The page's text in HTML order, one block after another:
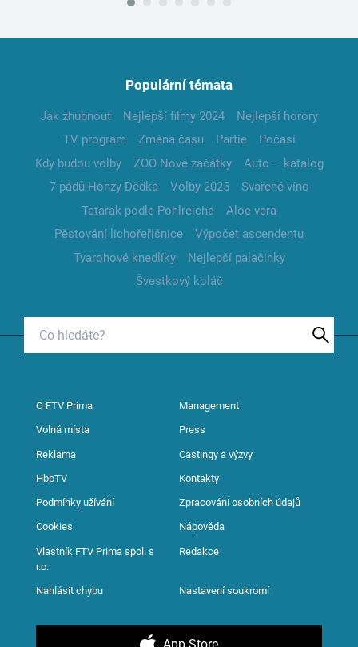
Populární témata
Jak zhubnout Nejlepší filmy 2024
Nejlepší horory
TV program
Změna času Partie
Počasí
Kdy budou volby
ZOO Nové začátky
Auto – katalog
7 pádů Honzy Dědka
Volby 2025
Svařené víno
Tatarák podle Pohlreicha
Aloe vera
Pěstování lichořeřišnice
Výpočet ascendentu
Tvarohové knedlíky
Nejlepší palačinky
Švestkový koláč
O FTV Prima Management
Volná místa Press
Reklama Castingy a výzvy
HbbTV Kontakty
Podmínky užívání Zpracování osobních údajů
Cookies Nápověda
Vlastník FTV Prima spol. s
r.o.
Redakce
Nahlásit chybu Nastavení soukromí